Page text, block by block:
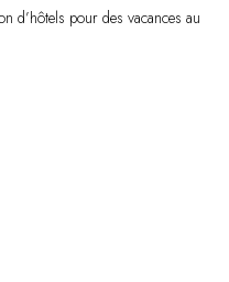
d’hôtels pour des vacances au